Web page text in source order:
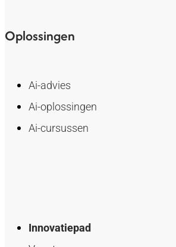
Oplossingen
Ai-advies
Ai-oplossingen
Ai-cursussen
Innovatiepad